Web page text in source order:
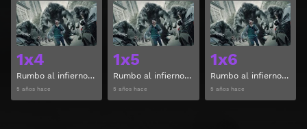
1x4
Rumbo al infierno Temporada 1 Capitulo 4
5 años hace
Ver
1x5
Rumbo al infierno Temporada 1 Capitulo 5
5 años hace
Ver
1x6
Rumbo al infierno Temporada 1 Capitulo 6
5 años hace